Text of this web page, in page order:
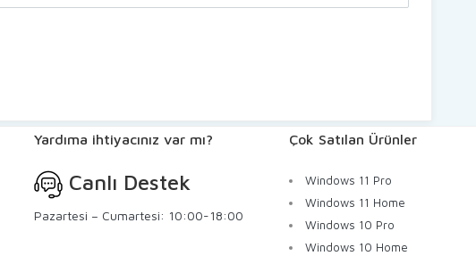
Yardıma ihtiyacınız var mı?
Canlı Destek
Pazartesi – Cumartesi: 10:00-18:00
Çok Satılan Ürünler
Windows 11 Pro
Windows 11 Home
Windows 10 Pro
Windows 10 Home